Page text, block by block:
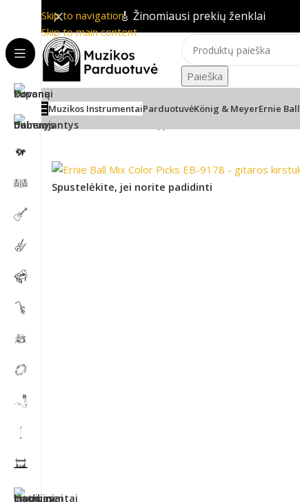
Skip to navigation
Skip to main content
🎸 Žinomiausi prekių ženklai
Paieška
Muzikos InstrumentaiParduotuvėKönig & MeyerErnie Ball
Pradžia
Spustelėkite, jei norite padidinti